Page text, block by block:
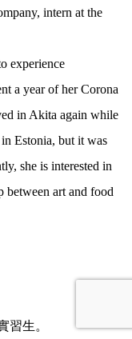
intern at the
experience
a year of her Corona
in Akita again while
Estonia, but it was
she is interested in
between art and food
習生。